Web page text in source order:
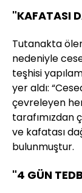
"KAFATASI
Tutanakta
nedeniyle
teşhisi
yer aldı:
çevreleyen
tarafımızdan
ve kafatası
bulunmuştur.
"4 GÜN